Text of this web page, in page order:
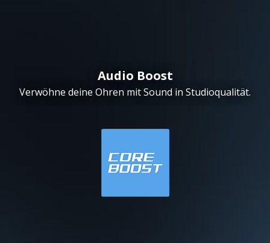
Audio Boost
Verwöhne deine Ohren mit Sound in Studioqualität.